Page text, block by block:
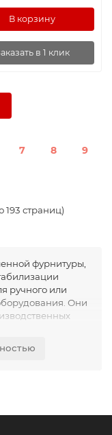
В корзину
в 1 клик
7 8 9
193 страниц)
фурнитуры,
ручного или
Они
накопления